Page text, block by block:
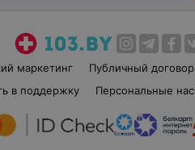
маркетинг Публичный договор
в поддержку Персональные